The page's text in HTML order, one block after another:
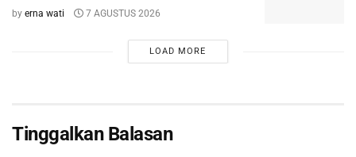
by erna wati 7 AGUSTUS 2026
LOAD MORE
Tinggalkan Balasan